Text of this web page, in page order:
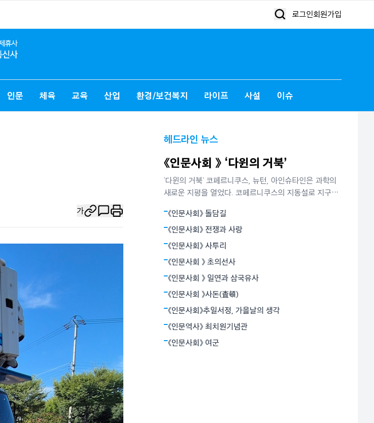
로그인회원가입
인문 체육 교육 산업 환경/보건복지 라이프 사설 이슈
가
헤드라인 뉴스
《인문사회 》 ‘다윈의 거북’
‘다윈의 거북’ 코페르니쿠스, 뉴턴, 아인슈타인은 과학의
새로운 지평을 열었다. 코페르니쿠스의 지동설로 지구는
사과의 낙하가 모두 만유인력에 의해 빚어지는 현상임을
밝혔다. 뉴턴역학은 하늘과 지상을 함께 아울렀다. 아인
슈타인의 상대성원리는 시간과 공간의 상대성, 휘어진 공
《인문사회》 돌담길
《인문사회》 전쟁과 사랑
《인문사회》 사투리
《인문사회 》 초의선사
《인문사회 》 일연과 삼국유사
《인문사회 》사돈(査頓)
《인문사회》추일서정, 가을날의 생각
《인문역사》 최치원기념관
《인문사회》 여군